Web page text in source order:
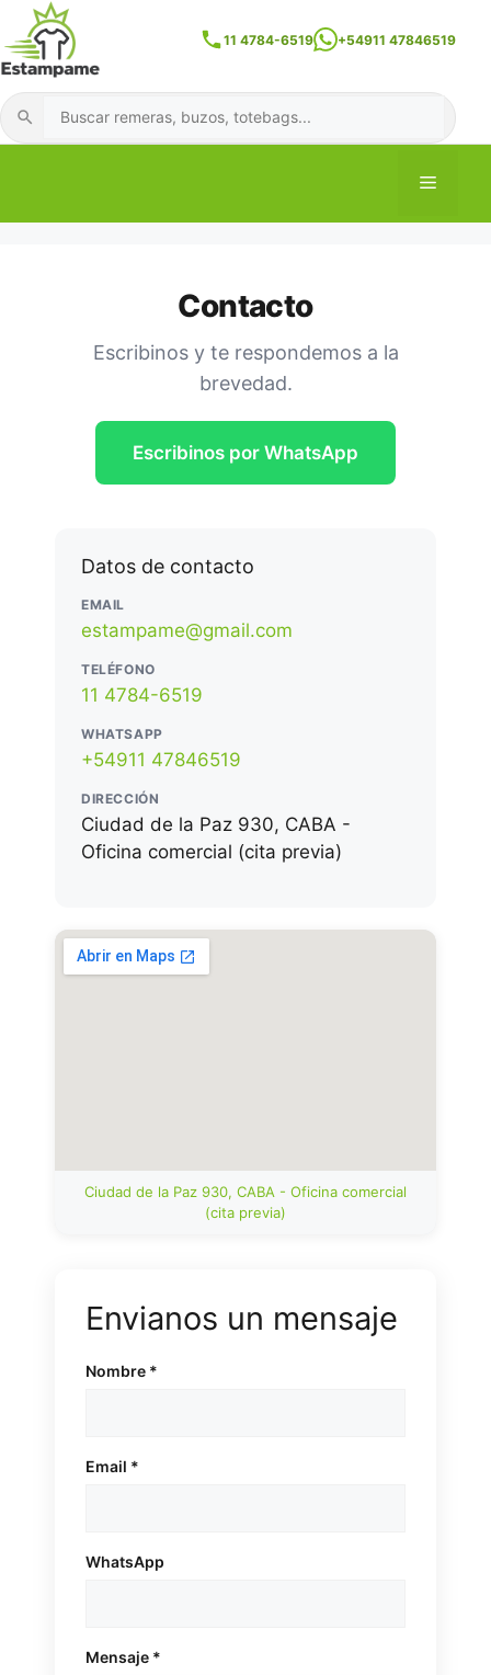
Skip
to
content
Buscar
11 4784-6519 +54911 47846519
Menu
Contacto
Escribinos y te respondemos a la
brevedad.
Escribinos por WhatsApp
Datos de contacto
EMAIL
estampame@gmail.com
TELÉFONO
11 4784-6519
WHATSAPP
+54911 47846519
DIRECCIÓN
Ciudad de la Paz 930, CABA -
Oficina comercial (cita previa)
Ciudad de la Paz 930, CABA - Oficina comercial
(cita previa)
Envianos un mensaje
Nombre *
Email *
WhatsApp
Mensaje *